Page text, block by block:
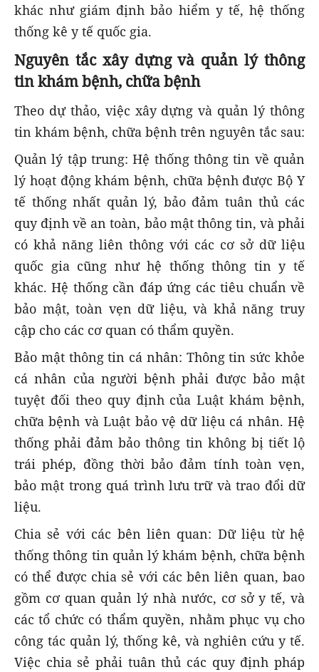
khác như giám định bảo hiểm y tế, hệ thống
thống kê y tế quốc gia.
Nguyên tắc xây dựng và quản lý thông
tin khám bệnh, chữa bệnh
Theo dự thảo, việc xây dựng và quản lý thông
tin khám bệnh, chữa bệnh trên nguyên tắc sau:
Quản lý tập trung: Hệ thống thông tin về quản
lý hoạt động khám bệnh, chữa bệnh được Bộ Y
tế thống nhất quản lý, bảo đảm tuân thủ các
quy định về an toàn, bảo mật thông tin, và phải
có khả năng liên thông với các cơ sở dữ liệu
quốc gia cũng như hệ thống thông tin y tế
khác. Hệ thống cần đáp ứng các tiêu chuẩn về
bảo mật, toàn vẹn dữ liệu, và khả năng truy
cập cho các cơ quan có thẩm quyền.
Bảo mật thông tin cá nhân: Thông tin sức khỏe
cá nhân của người bệnh phải được bảo mật
tuyệt đối theo quy định của Luật khám bệnh,
chữa bệnh và Luật bảo vệ dữ liệu cá nhân. Hệ
thống phải đảm bảo thông tin không bị tiết lộ
trái phép, đồng thời bảo đảm tính toàn vẹn,
bảo mật trong quá trình lưu trữ và trao đổi dữ
liệu.
Chia sẻ với các bên liên quan: Dữ liệu từ hệ
thống thông tin quản lý khám bệnh, chữa bệnh
có thể được chia sẻ với các bên liên quan, bao
gồm cơ quan quản lý nhà nước, cơ sở y tế, và
các tổ chức có thẩm quyền, nhằm phục vụ cho
công tác quản lý, thống kê, và nghiên cứu y tế.
Việc chia sẻ phải tuân thủ các quy định pháp